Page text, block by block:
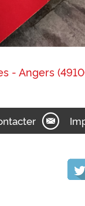
- Angers